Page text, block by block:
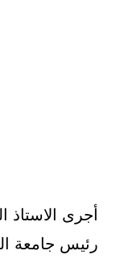
أجرى
رئيس جامعة